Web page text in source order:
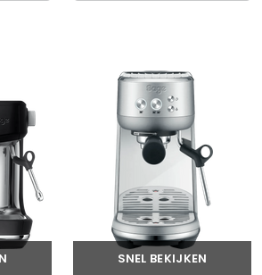
SNEL BEKIJKEN